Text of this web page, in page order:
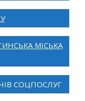
МІСЬКА
СОЦПОСЛУГ